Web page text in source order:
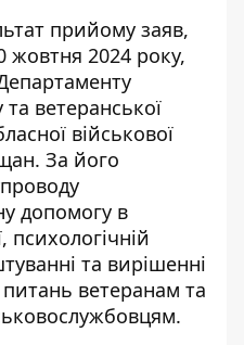
прийому заяв,
2024 року,
ветеранської
військової
. За його
допомогу в
психологічній
та вирішенні
ветеранам та